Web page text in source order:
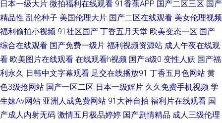
人妻午夜 97人妻人人操 色婷婷五月激情 伊人成人在线αV 97人人爽 操逼rj 岛
国av在线看 久久精东传媒 人妻丝袜20p 91国产尤物 www日韩精品 东京热九
福利网 超碰网友自拍 天堂aV 韩日手机免费无码 日本国产精品三级 亚洲一区
少妇人妻 91偷拍网123 豆花成人在线视频 免费的成人91 人妖看片AV网站 婷
日本一级大片 微拍福利在线观看 91香蕉APP 国产二区三区 国产
精品性 乱伦种子 美国伦理大片 国产二区在线观看 美女伦理视频
福利偷拍小视频 91社区国产 丁香五月天堂 欧美变态一区 国产
综合在线观看 国产免费一级片 福利视频资源站 成人午夜在线观
看 欧美图片在线观看 在线观看h视频 国产a级0 变性人妖 国产福
利永久 日韩中文字幕观看 足交在线播放91 丁香五月色网站 黄
色3级抢网站 国产一区二区 日本一级婬片 久久免费手机视频 学
生妹Av网站 亚洲人成免费网站 91大神自拍 福利片在线观看 国
产成人内射无码 激情五月极品婷婷 国产剧情精品 成人三级伦理